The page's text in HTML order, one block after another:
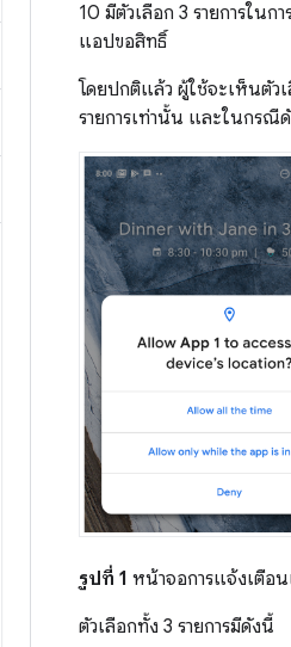
10 มีตัวเลือก 3 รายการใน
แอปขอสิทธิ์
โดยปกติแล้ว ผู้ใช้จะเห็นตัว
รายการเท่านั้น และในกรณี
รูปที่ 1 หน้าจอการแจ้งเตือ
ตัวเลือกทั้ง 3 รายการมีดังนี้